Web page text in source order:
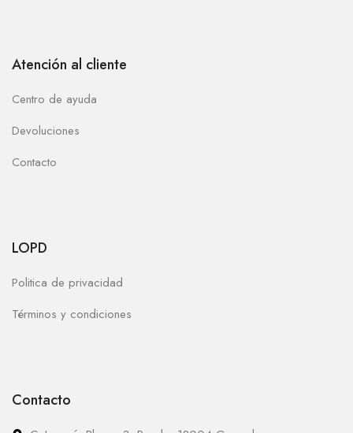
Atención al cliente
Centro de ayuda
Devoluciones
Contacto
LOPD
Politica de privacidad
Términos y condiciones
Contacto